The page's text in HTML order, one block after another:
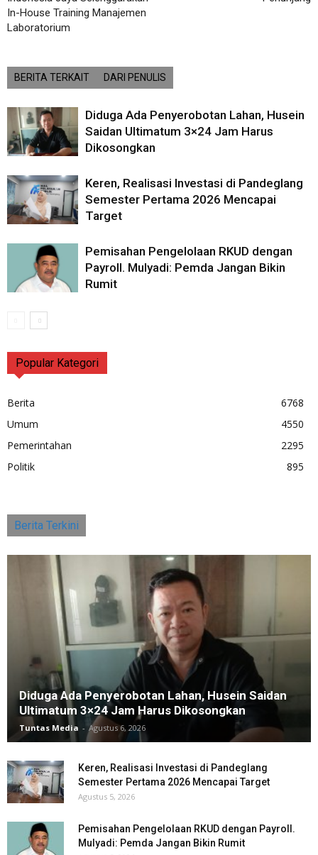
In-House Training Manajemen
Laboratorium
BERITA TERKAIT DARI PENULIS
Diduga Ada Penyerobotan Lahan, Husein
Saidan Ultimatum 3×24 Jam Harus
Dikosongkan
Keren, Realisasi Investasi di Pandeglang
Semester Pertama 2026 Mencapai
Target
Pemisahan Pengelolaan RKUD dengan
Payroll. Mulyadi: Pemda Jangan Bikin
Rumit
Popular Kategori
Berita
6768
Umum
4550
Pemerintahan
2295
Politik
895
Berita Terkini
Diduga Ada Penyerobotan Lahan, Husein Saidan
Ultimatum 3×24 Jam Harus Dikosongkan
Tuntas Media - Agustus 6, 2026
Keren, Realisasi Investasi di Pandeglang
Semester Pertama 2026 Mencapai Target
Agustus 5, 2026
Pemisahan Pengelolaan RKUD dengan Payroll.
Mulyadi: Pemda Jangan Bikin Rumit